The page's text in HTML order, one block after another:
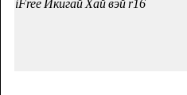
iFree Икигай Хай вэй r16